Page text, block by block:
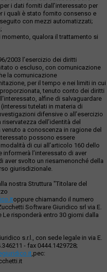
i dati forniti dall’interessato per
i quali è stato fornito consenso e
con mezzi automatizzati;
qualora il trattamento si
2003 l’esercizio dei diritti
o escluso, con comunicazione
la comunicazione
per il tempo e nei limiti in cui
tenuto conto dei diritti
alfine di salvaguardare
tutelati in materia di
difensive o all’esercizio
dell’identità del
a conoscenza in ragione del
possono essere
di cui all’articolo 160 dello
informerà l’interessato di aver
aver svolto un riesamenonché della
giurisdizionale.
nostra Struttura "Titolare del
oppure chiamando il numero
Software Giuridico srl via E.
Le risponderà entro 30 giorni dalla
s.r.l., con sede legale in via E.
- fax 0444.1429728;
,pec: